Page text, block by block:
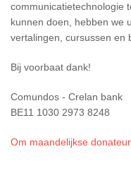
communicatietechnologie
kunnen doen, hebben we
vertalingen, cursussen en
Bij voorbaat dank!
Comundos - Crelan bank
BE11 1030 2973 8248
Om maandelijkse